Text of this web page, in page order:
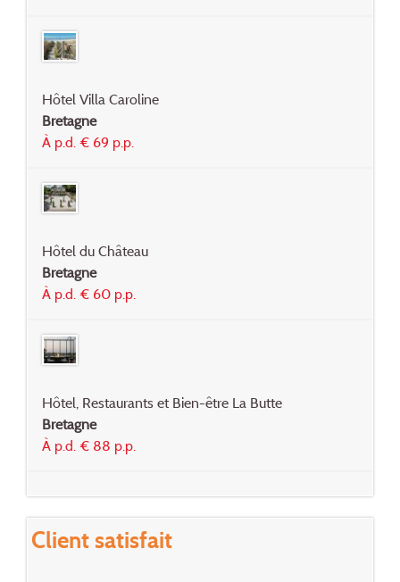
Hôtel Villa Caroline
Bretagne
À p.d. € 69 p.p.
Hôtel du Château
Bretagne
À p.d. € 60 p.p.
Hôtel, Restaurants et Bien-être La Butte
Bretagne
À p.d. € 88 p.p.
Client satisfait